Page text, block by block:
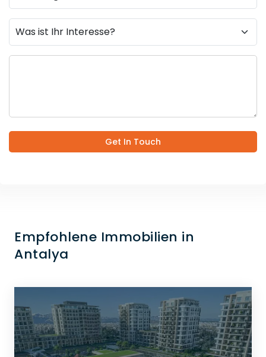
Get In Touch
Empfohlene Immobilien in
Antalya